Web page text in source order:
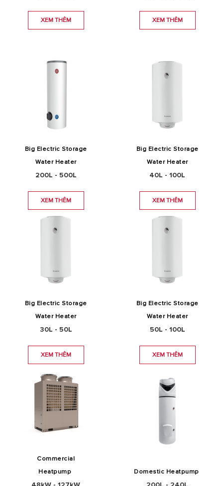
XEM THÊM XEM THÊM
Big Electric Storage
Water Heater
200L - 500L
XEM THÊM
Big Electric Storage
Water Heater
40L - 100L
XEM THÊM
Big Electric Storage
Water Heater
30L - 50L
XEM THÊM
Big Electric Storage
Water Heater
50L - 100L
XEM THÊM
Commercial
Heatpump
Domestic Heatpump